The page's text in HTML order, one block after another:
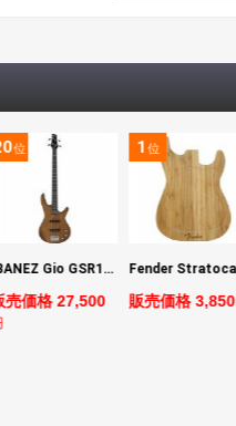
位
IBANEZ Gio GSR180-LBF エレキベース
売価格 27,500
1位
販売価格 3,850